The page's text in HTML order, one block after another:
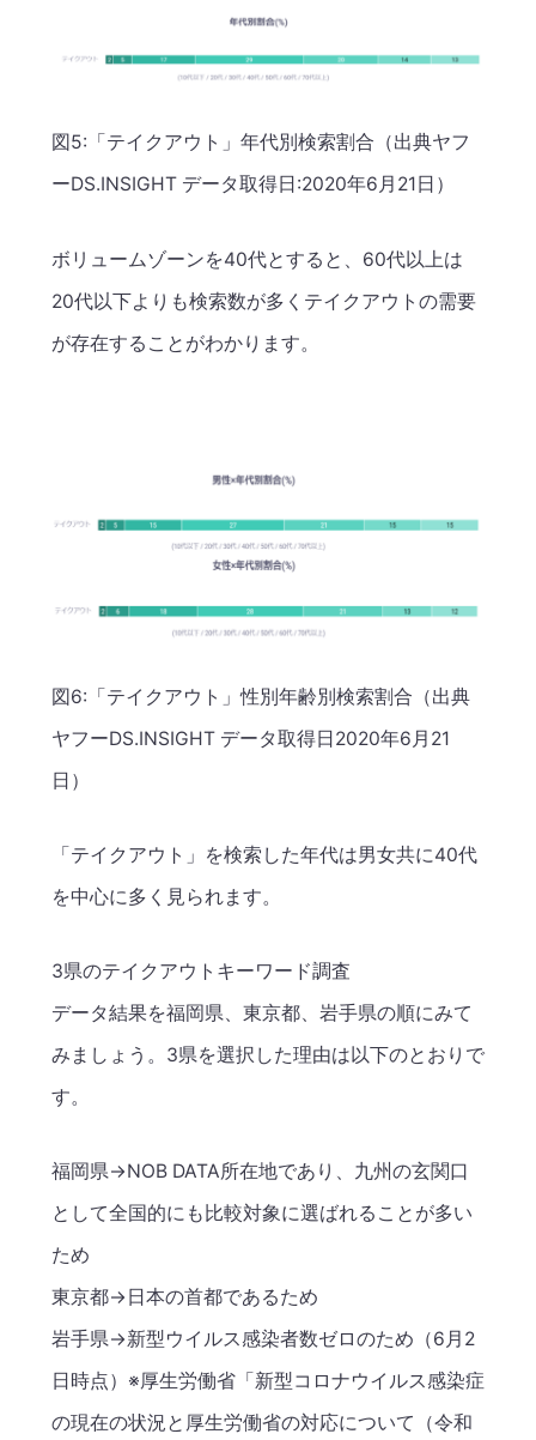
図5:「テイクアウト」年代別検索割合（出典ヤフ
ーDS.INSIGHT データ取得日:2020年6月21日）
ボリュームゾーンを40代とすると、60代以上は
20代以下よりも検索数が多くテイクアウトの需要
が存在することがわかります。
図6:「テイクアウト」性別年齢別検索割合（出典
ヤフーDS.INSIGHT データ取得日2020年6月21
日）
「テイクアウト」を検索した年代は男女共に40代
を中心に多く見られます。
3県のテイクアウトキーワード調査
データ結果を福岡県、東京都、岩手県の順にみて
みましょう。3県を選択した理由は以下のとおりで
す。
福岡県→NOB DATA所在地であり、九州の玄関口
として全国的にも比較対象に選ばれることが多い
ため
東京都→日本の首都であるため
岩手県→新型ウイルス感染者数ゼロのため（6月2
日時点）※厚生労働省「新型コロナウイルス感染症
の現在の状況と厚生労働省の対応について（令和